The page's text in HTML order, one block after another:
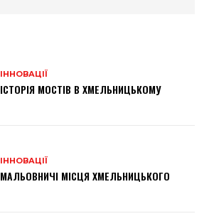
ІННОВАЦІЇ
ІСТОРІЯ МОСТІВ В ХМЕЛЬНИЦЬКОМУ
ІННОВАЦІЇ
МАЛЬОВНИЧІ МІСЦЯ ХМЕЛЬНИЦЬКОГО